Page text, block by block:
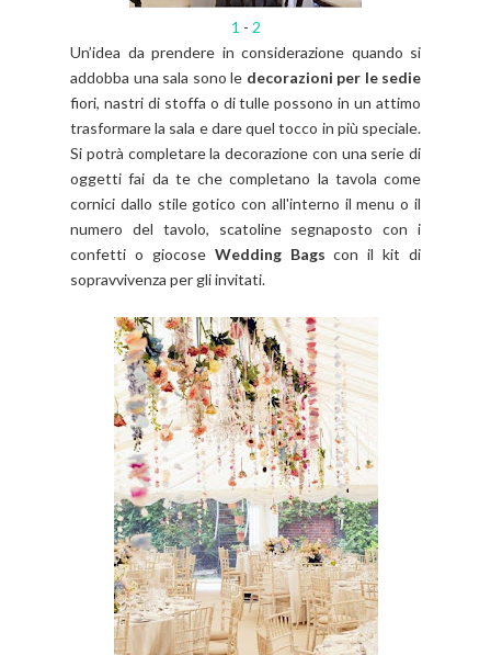
1 - 2
Un’idea da prendere in considerazione quando si
addobba una sala sono le decorazioni per le sedie
fiori, nastri di stoffa o di tulle possono in un attimo
trasformare la sala e dare quel tocco in più speciale.
Si potrà completare la decorazione con una serie di
oggetti fai da te che completano la tavola come
cornici dallo stile gotico con all'interno il menu o il
numero del tavolo, scatoline segnaposto con i
confetti o giocose Wedding Bags con il kit di
sopravvivenza per gli invitati.